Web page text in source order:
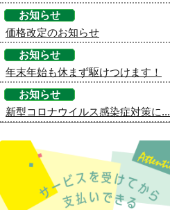
お知らせ
価格改定のお知らせ
お知らせ
年末年始も休まず駆けつけます！
お知らせ
新型コロナウイルス感染症対策に...